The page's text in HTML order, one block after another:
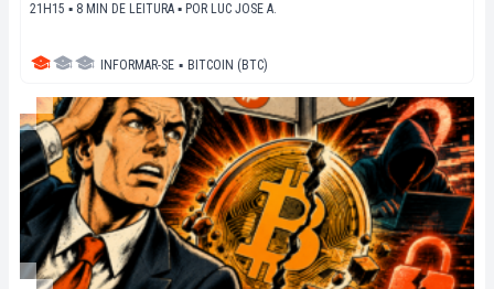
21H15 ▪ 8 MIN DE LEITURA ▪ POR LUC JOSE A.
INFORMAR-SE ▪ BITCOIN (BTC)